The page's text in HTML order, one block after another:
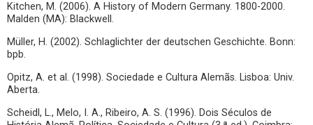
Kitchen, M. (2006). A History of Modern Germany. 1800-2000.
Malden (MA): Blackwell.
Müller, H. (2002). Schlaglichter der deutschen Geschichte. Bonn:
bpb.
Opitz, A. et al. (1998). Sociedade e Cultura Alemãs. Lisboa: Univ.
Aberta.
Scheidl, L., Melo, I. A., Ribeiro, A. S. (1996). Dois Séculos de